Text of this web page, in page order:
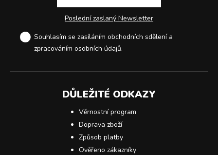
Poslední zaslaný Newsletter
Souhlasím se zasíláním obchodních sdělení a
zpracováním osobních údajů.
DŮLEŽITÉ ODKAZY
Věrnostní program
Doprava zboží
Způsob platby
Ověřeno zákazníky